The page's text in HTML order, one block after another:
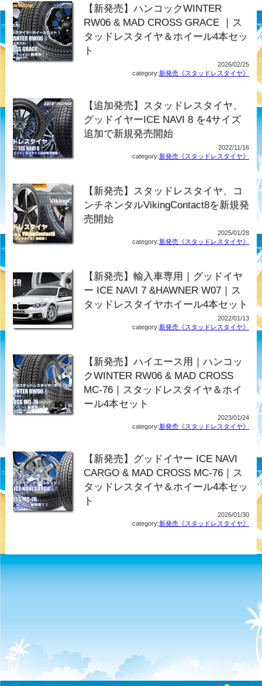
【新発売】ハンコックWINTER
RW06 & MAD CROSS GRACE ｜ス
タッドレスタイヤ＆ホイール4本セッ
ト
2026/02/25
category:新発売《スタッドレスタイヤ》
【追加発売】スタッドレスタイヤ、
グッドイヤーICE NAVI 8 を4サイズ
追加で新規発売開始
2022/11/16
category:新発売《スタッドレスタイヤ》
【新発売】スタッドレスタイヤ、コ
ンチネンタルVikingContact8を新規発
売開始
2025/01/28
category:新発売《スタッドレスタイヤ》
【新発売】輸入車専用｜グッドイヤ
ー ICE NAVI 7 &HAWNER W07｜ス
タッドレスタイヤホイール4本セット
2022/01/13
category:新発売《スタッドレスタイヤ》
【新発売】ハイエース用｜ハンコッ
クWINTER RW06 & MAD CROSS
MC-76｜スタッドレスタイヤ＆ホイ
ール4本セット
2023/01/24
category:新発売《スタッドレスタイヤ》
【新発売】グッドイヤー ICE NAVI
CARGO & MAD CROSS MC-76｜ス
タッドレスタイヤ＆ホイール4本セッ
ト
2026/01/30
category:新発売《スタッドレスタイヤ》